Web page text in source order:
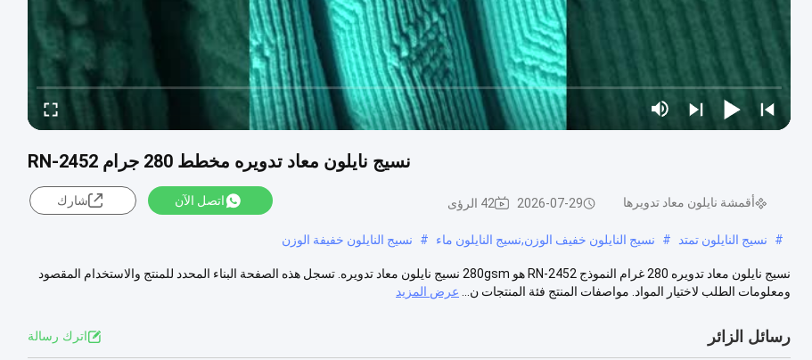
نسيج نايلون معاد تدويره مخطط 280 جرام RN-2452
أقمشة نايلون معاد تدويرها 2026-07-29 42 الرؤى اتصل الآن شارك
# نسيج النايلون تمتد # نسيج النايلون خفيف الوزن,نسيج النايلون ماء # نسيج النايلون خفيفة الوزن
نسيج نايلون معاد تدويره 280 غرام النموذج RN-2452 هو 280gsm نسيج نايلون معاد تدويره. تسجل هذه الصفحة البناء المحدد للمنتج والاستخدام المقصود
ومعلومات الطلب لاختيار المواد. مواصفات المنتج فئة المنتجات ن...
عرض المزيد
رسائل الزائر اترك رسالة